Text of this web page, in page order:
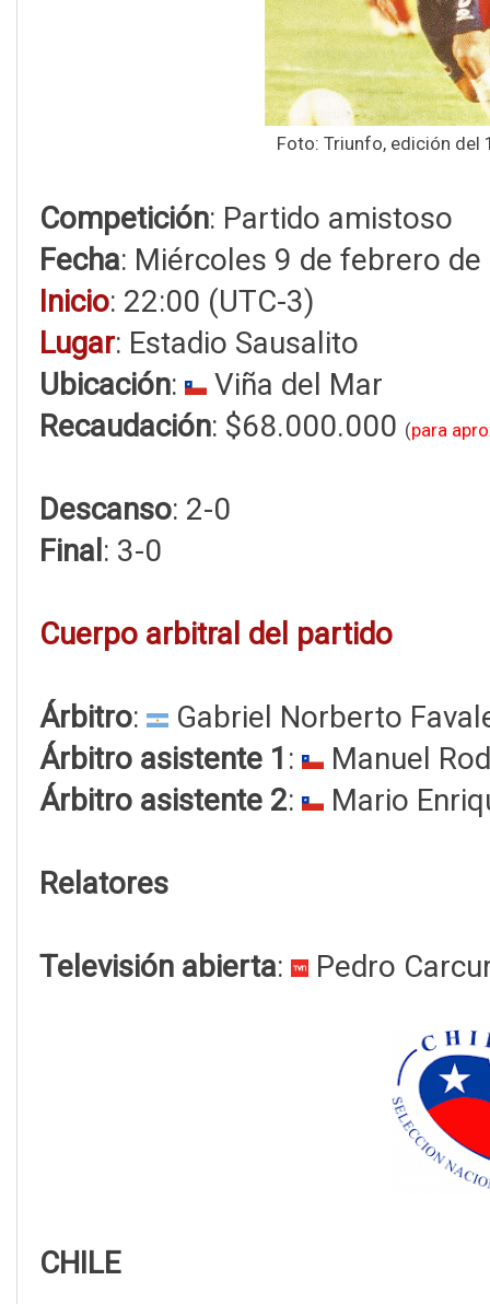
Foto: Triunfo, edición del
Competición: Partido amistoso
Fecha: Miércoles 9 de febrero
Inicio: 22:00 (UTC-3)
Lugar: Estadio Sausalito
Ubicación:
Viña del Mar
Recaudación: $68.000.000 (para
Descanso: 2-0
Final : 3-0
Cuerpo arbitral del partido
Árbitro:
Gabriel Norberto
Árbitro asistente 1 :
Manuel
Árbitro asistente 2: Mario
Relatores
Televisión abierta: Pedro
CHILE